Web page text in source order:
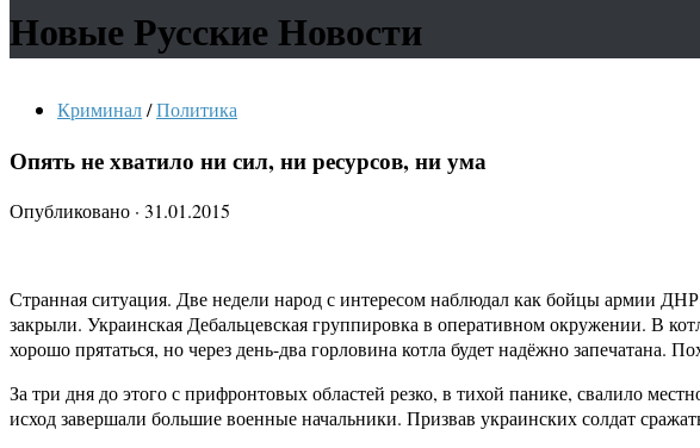
Новые Русские Новости
Криминал/Политика
Опять не хватило ни сил, ни ресурсов, ни ума
Опубликовано · 31.01.2015
Странная ситуация. Две недели народ с интересом наблюдал как бойцы армии
закрыли. Украинская Дебальцевская группировка в оперативном окружении. В
хорошо прятаться, но через день-два горловина котла будет надёжно запечатана.
За три дня до этого с прифронтовых областей резко, в тихой панике, свалило
исход завершали большие военные начальники. Призвав украинских солдат